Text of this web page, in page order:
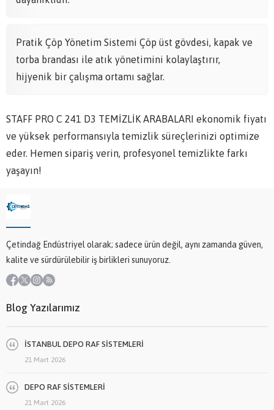
Pratik Çöp Yönetim Sistemi Çöp üst gövdesi, kapak ve
torba brandası ile atık yönetimini kolaylaştırır,
hijyenik bir çalışma ortamı sağlar.
STAFF PRO C 241 D3 TEMİZLİK ARABALARI ekonomik fiyatı
ve yüksek performansıyla temizlik süreçlerinizi optimize
eder. Hemen sipariş verin, profesyonel temizlikte farkı
yaşayın!
Çetindağ Endüstriyel olarak; sadece ürün değil, aynı zamanda güven,
kalite ve sürdürülebilir iş birlikleri sunuyoruz.
Blog Yazılarımız
İSTANBUL DEPO RAF SİSTEMLERİ
21 Mart 2026
DEPO RAF SİSTEMLERİ
21 Mart 2026